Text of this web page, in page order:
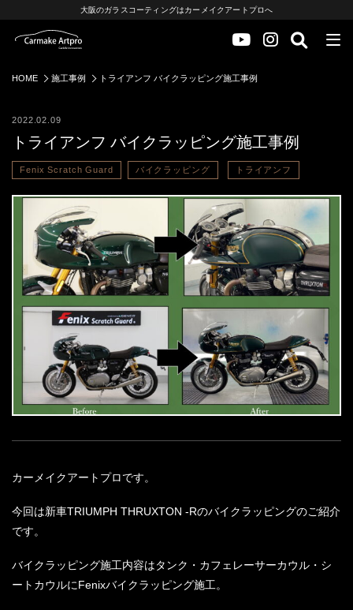
大阪のガラスコーティングはカーメイクアートプロへ
HOME 施工事例 トライアンフ バイクラッピング施工事例
2022.02.09
トライアンフ バイクラッピング施工事例
Fenix Scratch Guard バイクラッピング トライアンフ
カーメイクアートプロです。
今回は新車TRIUMPH THRUXTON -Rのバイクラッピングのご紹介
です。
バイクラッピング施工内容はタンク・カフェレーサーカウル・シ
ートカウルにFenixバイクラッピング施工。